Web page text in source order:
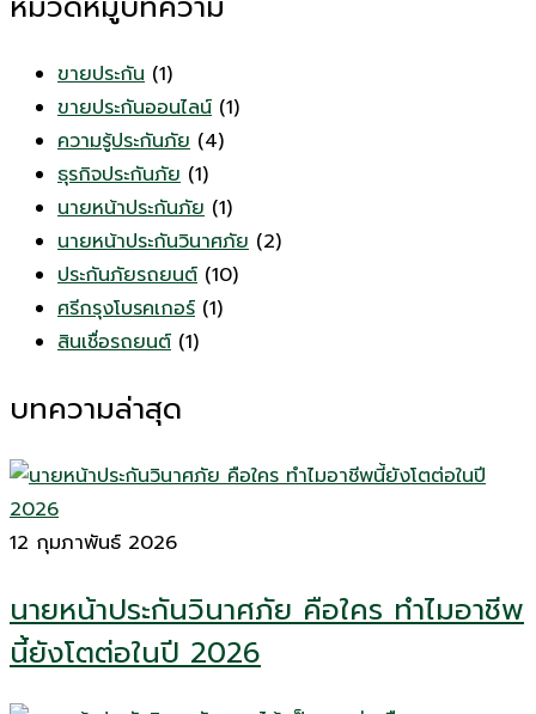
ขายประกัน (1)
ขายประกันออนไลน์ (1)
ความรู้ประกันภัย (4)
ธุรกิจประกันภัย (1)
นายหน้าประกันภัย (1)
นายหน้าประกันวินาศภัย (2)
ประกันภัยรถยนต์ (10)
ศรีกรุงโบรคเกอร์ (1)
สินเชื่อรถยนต์ (1)
บทความล่าสุด
12 กุมภาพันธ์ 2026
นายหน้าประกันวินาศภัย คือใคร ทำไมอาชีพ
นี้ยังโตต่อในปี 2026